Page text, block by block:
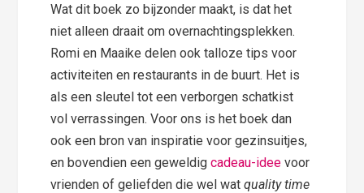
Wat dit boek zo bijzonder maakt, is dat het
niet alleen draait om overnachtingsplekken.
Romi en Maaike delen ook talloze tips voor
activiteiten en restaurants in de buurt. Het is
als een sleutel tot een verborgen schatkist
vol verrassingen. Voor ons is het boek dan
ook een bron van inspiratie voor gezinsuitjes,
en bovendien een geweldigcadeau-idee voor
vrienden of geliefden die wel watquality time